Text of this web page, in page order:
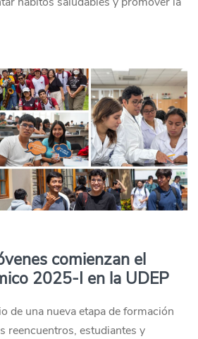
comienzan el
2025-I en la UDEP
de una nueva etapa de formación
reencuentros, estudiantes y